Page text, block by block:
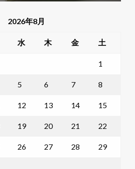
2026年8月
水 木 金 土
1
5 6 7 8
12 13 14 15
19 20 21 22
26 27 28 29